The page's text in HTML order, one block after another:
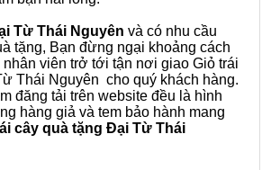
Từ Thái Nguyên và có nhu cầu
tặng, Bạn đừng ngại khoảng cách
viên trở tới tận nơi giao Giỏ trái
Thái Nguyên cho quý khách hàng.
đăng tải trên website đều là hình
hàng giả và tem bảo hành mang
cây quà tặng Đại Từ Thái